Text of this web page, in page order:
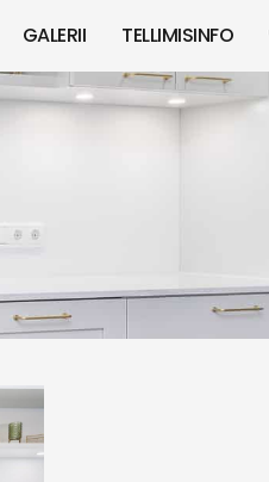
GALERII TELLIMISINFO